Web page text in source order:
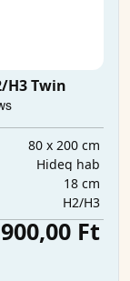
H3 Twin
80 x 200 cm
Hideg hab
18 cm
H2/H3
Ft